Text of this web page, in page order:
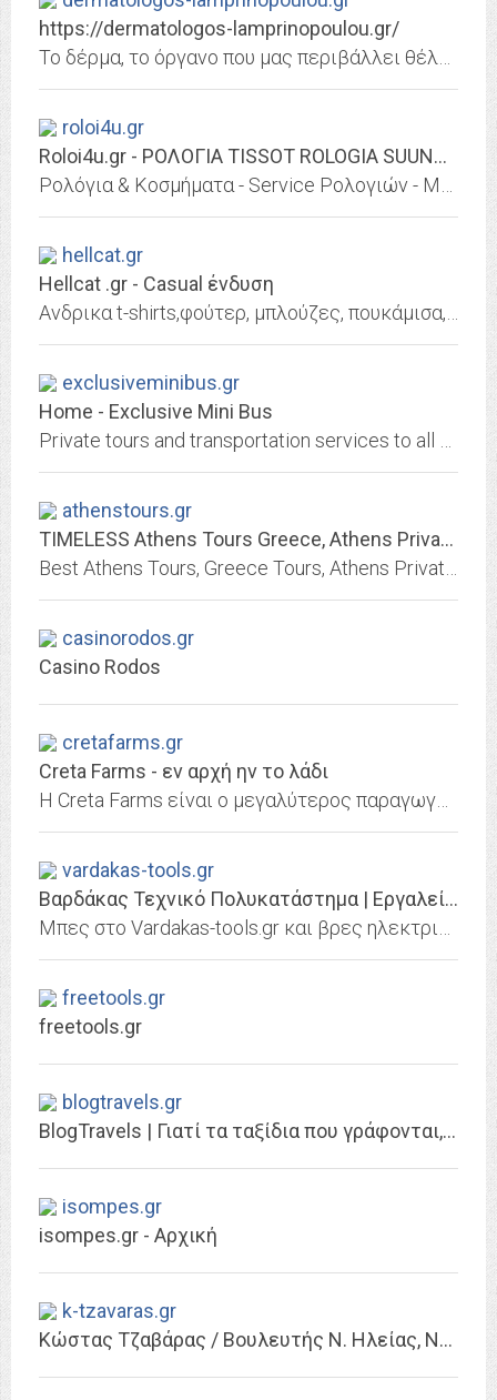
https://dermatologos-lamprinopoulou.gr/
roloi4u.gr
Roloi4u.gr - ΡΟΛΟΓΙΑ TISSOT ROLOGIA SUUNTO NIXON WATCHES OOZOO WATCH VOGUE...
hellcat.gr
Hellcat .gr - Casual ένδυση
exclusiveminibus.gr
Home - Exclusive Mini Bus
athenstours.gr
TIMELESS Athens Tours Greece, Athens Private Tour, Best Acropolis Tour
casinorodos.gr
Casino Rodos
cretafarms.gr
Creta Farms - εν αρχή ην το λάδι
vardakas-tools.gr
Βαρδάκας Τεχνικό Πολυκατάστημα | Εργαλεία | Βιομηχανικές Ρόδες | Ράφια Dexion...
freetools.gr
freetools.gr
blogtravels.gr
BlogTravels | Γιατί τα ταξίδια που γράφονται, μένουν
isompes.gr
isompes.gr - Αρχική
k-tzavaras.gr
Κώστας Τζαβάρας / Βουλευτής Ν. Ηλείας, Νέα Δημοκρατία - Δικηγόρος